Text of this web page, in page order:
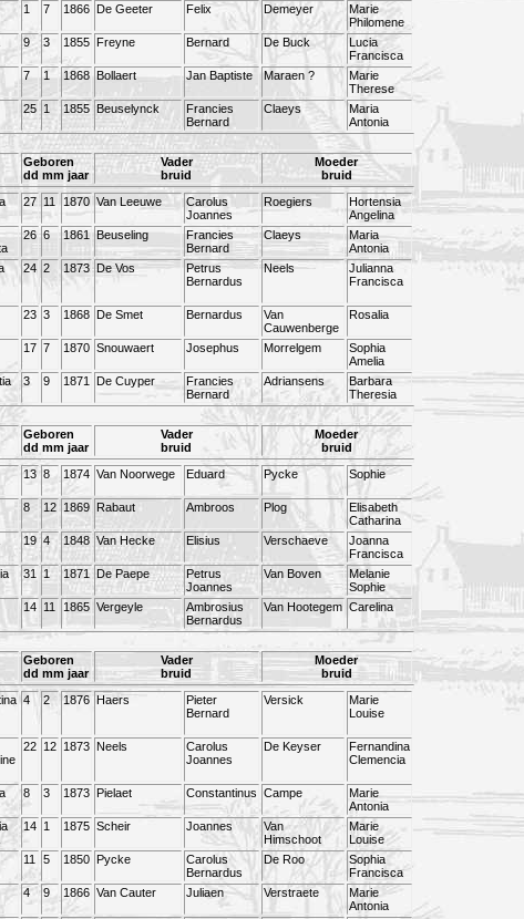
1 7 1866 De Geeter Felix Demeyer
Marie
Philomene
9 3 1855 Freyne Bernard De Buck
Lucia
Francisca
7 1 1868 Bollaert Jan Baptiste Maraen ?
Marie
Therese
25 1 1855 Beuselynck
Francies
Bernard
Claeys
Maria
Antonia
Geboren
dd mm jaar
Vader
bruid
Moeder
bruid
27 11 1870 Van Leeuwe
Carolus
Joannes
Roegiers
Hortensia
Angelina
26 6 1861 Beuseling
Francies
Bernard
Claeys
Maria
Antonia
24 2 1873 De Vos
Petrus
Bernardus
Neels
Julianna
Francisca
23 3 1868 De Smet Bernardus
Van
Cauwenberge
Rosalia
17 7 1870 Snouwaert Josephus Morrelgem
Sophia
Amelia
3 9 1871 De Cuyper
Francies
Bernard
Adriansens
Barbara
Theresia
Geboren
dd mm jaar
Vader
bruid
Moeder
bruid
13 8 1874 Van Noorwege Eduard Pycke Sophie
8 12 1869 Rabaut Ambroos Plog
Elisabeth
Catharina
19 4 1848 Van Hecke Elisius Verschaeve
Joanna
Francisca
31 1 1871 De Paepe
Petrus
Joannes
Van Boven
Melanie
Sophie
14 11 1865 Vergeyle
Ambrosius
Bernardus
Van Hootegem Carelina
Geboren
dd mm jaar
Vader
bruid
Moeder
bruid
4 2 1876 Haers
Pieter
Bernard
Versick
Marie
Louise
22 12 1873 Neels
Carolus
Joannes
De Keyser
Fernandina
Clemencia
8 3 1873 Pielaet Constantinus Campe
Marie
Antonia
14 1 1875 Scheir Joannes
Van
Himschoot
Marie
Louise
11 5 1850 Pycke
Carolus
Bernardus
De Roo
Sophia
Francisca
4 9 1866 Van Cauter Juliaen Verstraete
Marie
Antonia